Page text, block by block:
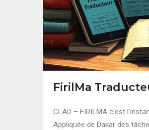
FirilMa
CLAD – FIRILMA c’est
Appliquée de Dakar des